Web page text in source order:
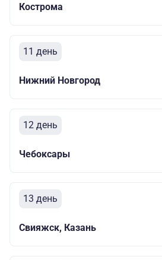
Кострома
11 день
Нижний Новгород
12 день
Чебоксары
13 день
Свияжск, Казань